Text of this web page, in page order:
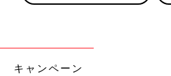
キャンペーン